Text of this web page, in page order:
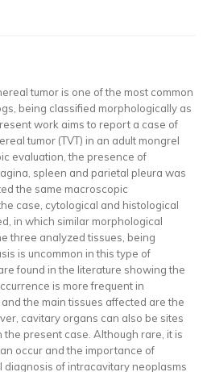
tumor is one of the most common
being classified morphologically as
work aims to report a case of
tumor (TVT) in an adult mongrel
evaluation, the presence of
spleen and parietal pleura was
the same macroscopic
case, cytological and histological
in which similar morphological
three analyzed tissues, being
is uncommon in this type of
found in the literature showing the
is more frequent in
the main tissues affected are the
cavitary organs can also be sites
present case. Although rare, it is
occur and the importance of
diagnosis of intracavitary neoplasms